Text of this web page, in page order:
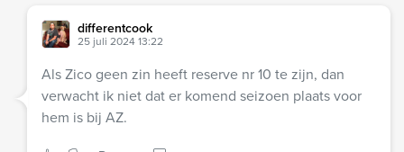
differentcook
25 juli 2024 13:22
Als Zico geen zin heeft reserve nr 10 te zijn, dan
verwacht ik niet dat er komend seizoen plaats voor
hem is bij AZ.